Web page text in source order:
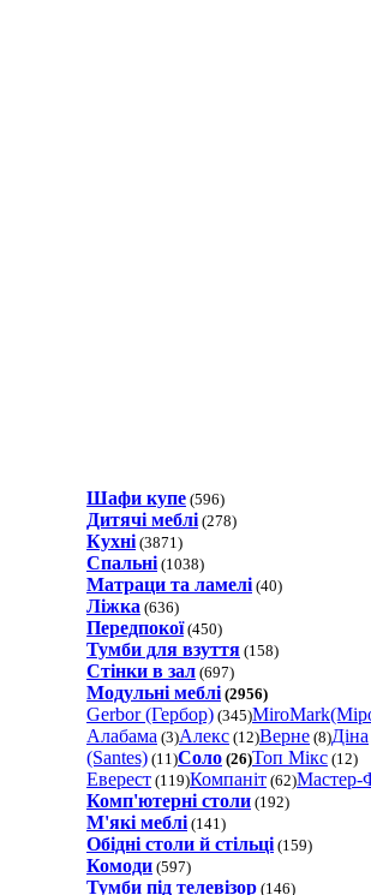
Шафи купе (596)
Дитячі меблі(278)
Кухні(3871)
Спальні(1038)
Матраци та ламелi(40)
Ліжка (636)
Передпокої(450)
Тумби для взуття (158)
Стінки в зал (697)
Модульні меблі(2956)
Gerbor (Гербор) (345)
Алабама (3)Алекс (12)Верне (8)Діна
(Santes) (11)Соло (26)Топ Мікс (12)
Еверест (119)Компаніт (62)Мастер-
Комп'ютерні столи (192)
М'які меблі(141)
Обідні столи й стільці(159)
Комоди (597)
Тумби під телевізор (146)